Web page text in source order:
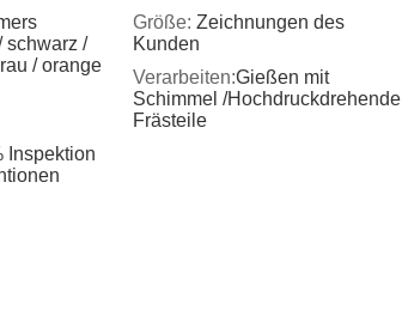
schwarz /
/ orange
Größe: Zeichnungen des
Kunden
Verarbeiten:Gießen mit
Schimmel /Hochdruckdrehende
Frästeile
Inspektion